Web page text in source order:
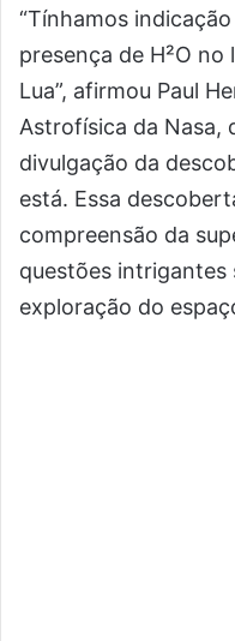
C
s
a
l
J
A
g
ê
n
“Tínhamos
presença de H²O no
Lua”, afirmou Paul
Astrofísica da Nasa,
divulgação da
está. Essa
compreensão da
questões intrigantes
exploração do